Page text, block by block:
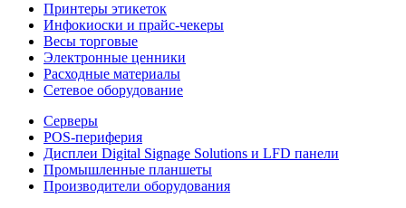
Принтеры этикеток
Инфокиоски и прайс-чекеры
Весы торговые
Электронные ценники
Расходные материалы
Сетевое оборудование
Серверы
POS-периферия
Дисплеи Digital Signage Solutions и LFD панели
Промышленные планшеты
Производители оборудования